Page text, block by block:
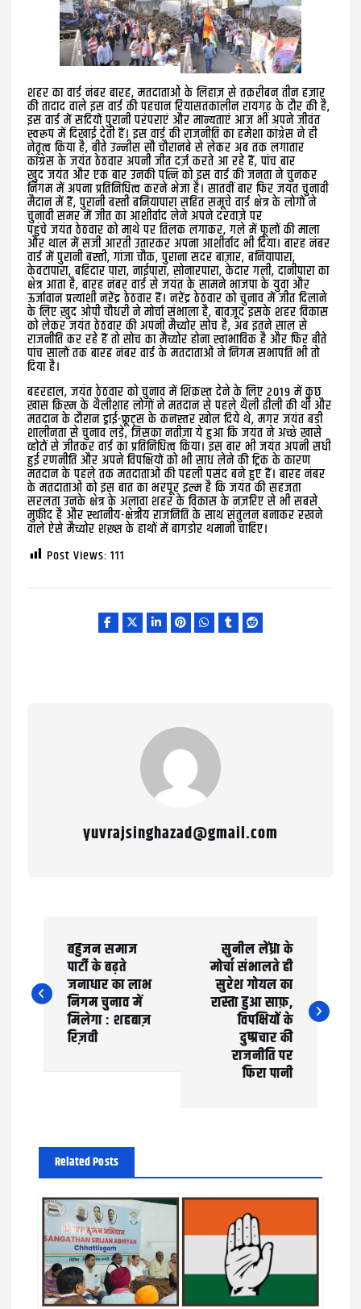
शहर का वार्ड नंबर बारह, मतदाताओं के लिहाज़ से तक़रीबन तीन हज़ार
की तादाद वाले इस वार्ड की पहचान रियासतकालीन रायगढ़ के दौर की है,
इस वार्ड में सदियों पुरानी परंपराएं और मान्यताएं आज भी अपने जीवंत
स्वरूप में दिखाई देती हैं। इस वार्ड की राजनीति का हमेशा कांग्रेस ने ही
नेतृत्व किया है, बीते उन्नीस सौ चौरानबे से लेकर अब तक लगातार
कांग्रेस के जयंत ठेठवार अपनी जीत दर्ज़ करते आ रहे हैं, पांच बार
ख़ुद जयंत और एक बार उनकी पत्नि को इस वार्ड की जनता ने चुनकर
निगम में अपना प्रतिनिधित्व करने भेजा है। सातवीं बार फिर जयंत चुनावी
मैदान में हैं, पुरानी बस्ती बनियापारा सहित समूचे वार्ड क्षेत्र के लोगों ने
चुनावी समर में जीत का आशीर्वाद लेने अपने दरवाज़े पर
पहुंचे जयंत ठेठवार को माथे पर तिलक लगाकर, गले में फूलों की माला
और थाल में सजी आरती उतारकर अपना आशीर्वाद भी दिया। बारह नंबर
वार्ड में पुरानी बस्ती, गांजा चौक, पुराना सदर बाज़ार, बनियापारा,
केवटापारा, बहिदार पारा, नाईपारा, सोनारपारा, केदार गली, दानीपारा का
क्षेत्र आता है, बारह नंबर वार्ड से जयंत के सामने भाजपा के युवा और
ऊर्जावान प्रत्याशी नरेंद्र ठेठवार हैं। नरेंद्र ठेठवार को चुनाव में जीत दिलाने
के लिए ख़ुद ओपी चौधरी ने मोर्चा संभाला है, बावज़ूद इसके शहर विकास
को लेकर जयंत ठेठवार की अपनी मैच्योर सोच है, अब इतने साल से
राजनीति कर रहे हैं तो सोच का मैच्योर होना स्वाभाविक है और फिर बीते
पांच सालों तक बारह नंबर वार्ड के मतदाताओं ने निगम सभापति भी तो
दिया है।
बहरहाल, जयंत ठेठवार को चुनाव में शिक़स्त देने के लिए 2019 में कुछ
ख़ास क़िस्म के थैलीशाह लोगों ने मतदान से पहले थैली ढीली की थी और
मतदान के दौरान ड्राई-फ्रूट्स के कनस्तर खोल दिये थे, मगर जयंत बड़ी
शालीनता से चुनाव लड़े, जिसका नतीज़ा ये हुआ कि जयंत ने अच्छे ख़ासे
व्होटों से जीतकर वार्ड का प्रतिनिधित्व किया। इस बार भी जयंत अपनी सधी
हुई रणनीति और अपने विपक्षियों को भी साध लेने की ट्रिक के कारण
मतदान के पहले तक मतदाताओं की पहली पसंद बने हुए हैं। बारह नंबर
के मतदाताओं को इस बात का भरपूर इल्म है कि जयंत की सहजता
सरलता उनके क्षेत्र के अलावा शहर के विकास के नज़रिए से भी सबसे
मुफ़ीद है और स्थानीय-क्षेत्रीय राजनिति के साथ संतुलन बनाकर रखने
वाले ऐसे मैच्योर शख़्स के हाथों में बागडोर थमानी चाहिए।
Post Views: 111
yuvrajsinghazad@gmail.com
s
g
बहुजन समाज
पार्टी के बढ़ते
जनाधार का लाभ
निगम चुनाव में
मिलेगा : शहबाज़
रिज़वी
सुनील लेंध्रा के
मोर्चा संभालते ही
सुरेश गोयल का
रास्ता हुआ साफ़,
विपक्षियों के
दुष्प्रचार की
राजनीति पर
फिरा पानी
Related Posts